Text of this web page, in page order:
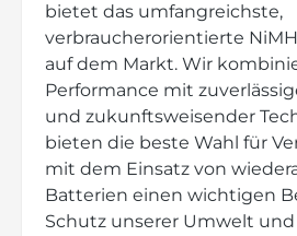
bietet das umfangreichste,
verbraucherorientierte
auf dem Markt. Wir
Performance mit
und zukunftsweisender
bieten die beste Wahl für
mit dem Einsatz von
Batterien einen wichtigen
Schutz unserer Umwelt